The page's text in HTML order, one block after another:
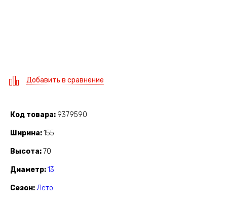
Добавить в сравнение
Код товара 9379590
Ширина 155
Высота 70
Диаметр 13
Сезон Лето